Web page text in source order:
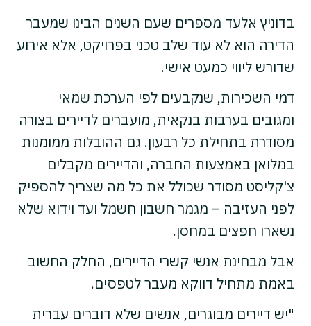
בדוניץ אלעד מספרים שעם השנים הבינו שמעבר
הדירה הוא לא עוד שלב טכני בפרויקט, אלא אירוע
שדורש ליווי כמעט אישי.
דמי השכירות, שנקבעים לפי הערכת שמאי
ומגובים בערבות בנקאית, מועברים לדיירים בצורה
מסודרת בתחילת כל רבעון. גם ההובלות ממומנות
במלואן באמצעות החברה, והדיירים מקבלים
צ'קליסט מסודר שכולל את כל מה שצריך להספיק
לפני העזיבה – מגמר חשבון חשמל ועד וידוא שלא
נשארו חפצים במחסן.
אבל מבחינת אנשי קשרי הדיירים, החלק החשוב
באמת מתחיל דווקא מעבר לטפסים.
"יש דיירים מבוגרים, אנשים שלא דוברים עברית